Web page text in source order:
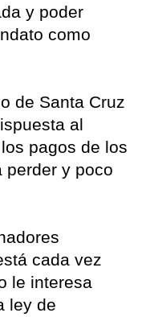
y poder
como
de Santa Cruz
al
pagos de los
perder y poco
cada vez
le interesa
ley de